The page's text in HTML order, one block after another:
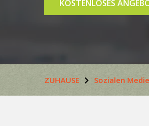
KOSTENLOSES
ZUHAUSE Sozialen